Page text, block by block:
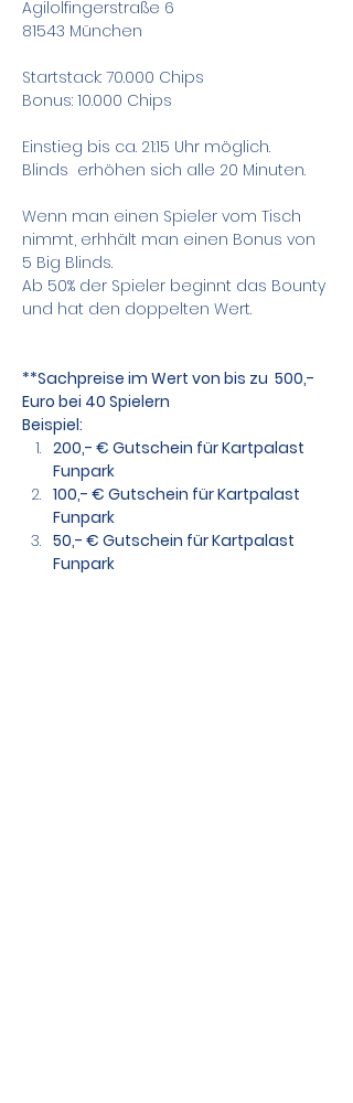
Agilolfingerstraße 6
81543 München
Startstack: 70.000 Chips
Bonus: 10.000 Chips
Einstieg bis ca. 21:15 Uhr möglich.
Blinds  erhöhen sich alle 20 Minuten.
Wenn man einen Spieler vom Tisch
nimmt, erhhält man einen Bonus von
5 Big Blinds.
Ab 50% der Spieler beginnt das Bounty
und hat den doppelten Wert.
**Sachpreise im Wert von bis zu  500,-
Euro bei 40 Spielern
Beispiel:
200,- € Gutschein für Kartpalast
Funpark
100,- € Gutschein für Kartpalast
Funpark
50,- € Gutschein für Kartpalast
Funpark